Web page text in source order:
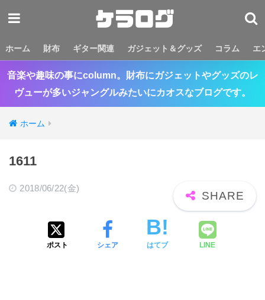
ホーム 財布 ギター関連 ガジェット＆グッズ コラム エ
音楽や趣味の事にcolumn。財布にガジェットやグッズのレ
ヴューが多いジャングルみたいにカオスなブログです。
ホーム
1611
2018/06/22(金)
ポスト シェア はてブ LINE